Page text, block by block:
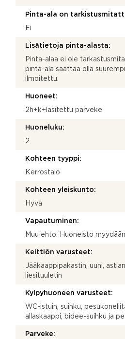
Pinta-ala on
Ei
Lisätietoja pinta-alasta:
Pinta-alaa ei ole
pinta-ala saattaa olla
ilmoitettu.
Huoneet:
2h+k+lasitettu parveke
Huoneluku:
2
Kohteen tyyppi:
Kerrostalo
Kohteen yleiskunto:
Hyvä
Vapautuminen:
Muu ehto: Huoneisto
Keittiön varusteet:
Jääkaappipakastin, uuni,
liesituuletin
Kylpyhuoneen varusteet:
WC-istuin, suihku,
allaskaappi, bidee-suihku ja
Parveke: